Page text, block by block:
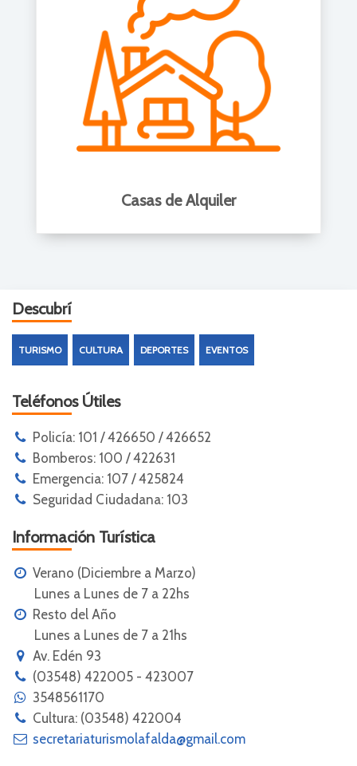
Casas de Alquiler
Descubrí
TURISMO CULTURA DEPORTES EVENTOS
Teléfonos Útiles
Policía: 101 / 426650 / 426652
Bomberos: 100 / 422631
Emergencia: 107 / 425824
Seguridad Ciudadana: 103
Información Turística
Verano (Diciembre a Marzo)
Lunes a Lunes de 7 a 22hs
Resto del Año
Lunes a Lunes de 7 a 21hs
Av. Edén 93
(03548) 422005 - 423007
3548561170
Cultura: (03548) 422004
secretariaturismolafalda@gmail.com